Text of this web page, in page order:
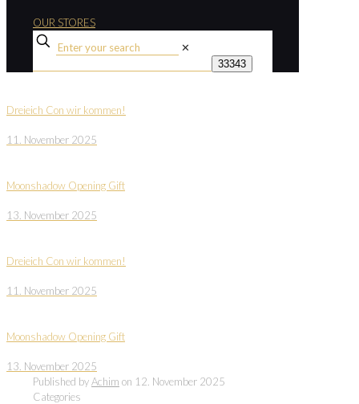
OUR STORES
✕
Dreieich Con wir kommen!
11. November 2025
Moonshadow Opening Gift
13. November 2025
Dreieich Con wir kommen!
11. November 2025
Moonshadow Opening Gift
13. November 2025
Published byAchim on 12. November 2025
Categories